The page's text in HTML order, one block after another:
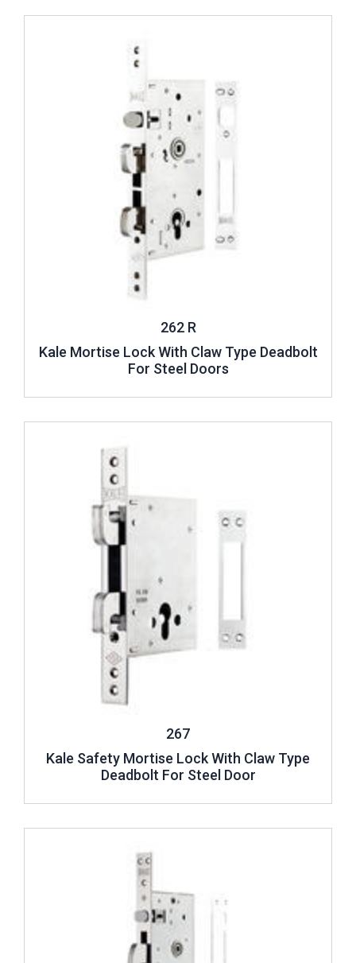
262 R
Kale Mortise Lock With Claw Type Deadbolt
For Steel Doors
267
Kale Safety Mortise Lock With Claw Type
Deadbolt For Steel Door